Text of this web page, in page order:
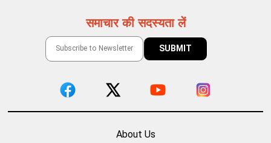
समाचार की सदस्यता लें
About Us